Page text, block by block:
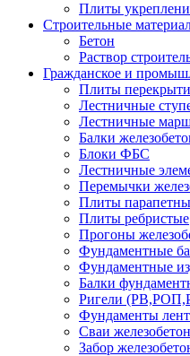
Плиты
Строительные
Бетон
Раствор
Гражданское и
Плиты
Лестничные
Лестничные
Балки
Блоки ФБС
Лестничные
Перемычки
Плиты
Плиты ребристые
Прогоны
Фундаментные
Фундаментные
Балки
Ригели
Фундаменты
Сваи
Забор